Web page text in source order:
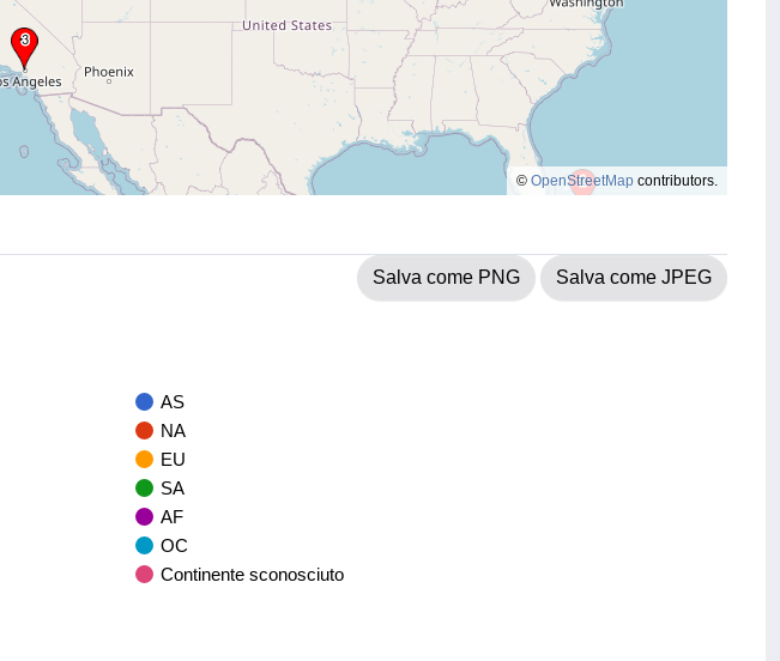
© OpenStreetMap contributors.
Salva come PNG Salva come JPEG
AS
NA
EU
SA
AF
OC
Continente sconosciuto